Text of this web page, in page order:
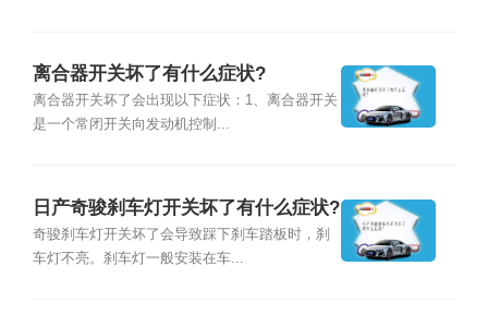
离合器开关坏了有什么症状?
离合器开关坏了会出现以下症状：1、离合器开关
是一个常闭开关向发动机控制...
日产奇骏刹车灯开关坏了有什么症状?
奇骏刹车灯开关坏了会导致踩下刹车踏板时，刹
车灯不亮。刹车灯一般安装在车...